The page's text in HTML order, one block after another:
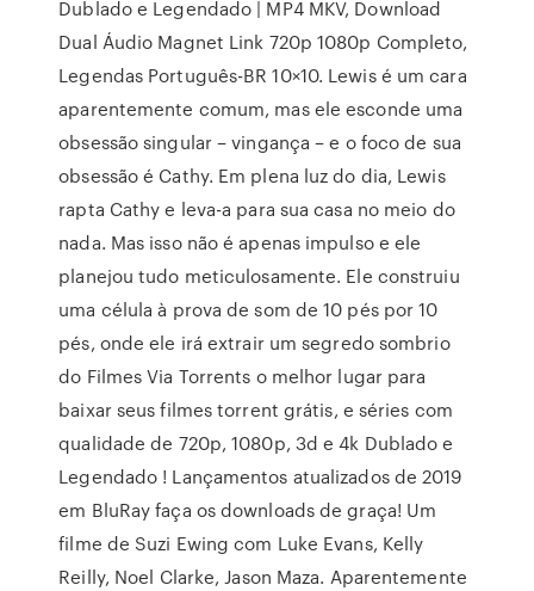
Dublado e Legendado | MP4 MKV, Download
Dual Áudio Magnet Link 720p 1080p Completo,
Legendas Português-BR 10×10. Lewis é um cara
aparentemente comum, mas ele esconde uma
obsessão singular – vingança – e o foco de sua
obsessão é Cathy. Em plena luz do dia, Lewis
rapta Cathy e leva-a para sua casa no meio do
nada. Mas isso não é apenas impulso e ele
planejou tudo meticulosamente. Ele construiu
uma célula à prova de som de 10 pés por 10
pés, onde ele irá extrair um segredo sombrio
do Filmes Via Torrents o melhor lugar para
baixar seus filmes torrent grátis, e séries com
qualidade de 720p, 1080p, 3d e 4k Dublado e
Legendado ! Lançamentos atualizados de 2019
em BluRay faça os downloads de graça! Um
filme de Suzi Ewing com Luke Evans, Kelly
Reilly, Noel Clarke, Jason Maza. Aparentemente